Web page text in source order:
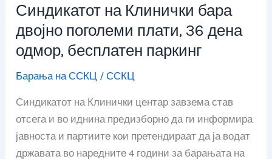
Синдикатот на Клинички бара
двојно поголеми плати, 36 дена
одмор, бесплатен паркинг
Барања на ССКЦ /ССКЦ
Синдикатот на Клинички центар завзема став
отсега и во иднина предизборно да ги информира
јавноста и партиите кои претендираат да ја водат
државата во наредните 4 години за барањата на
Синдикатот
на
Клинички
бара
двојно
плати,
дена